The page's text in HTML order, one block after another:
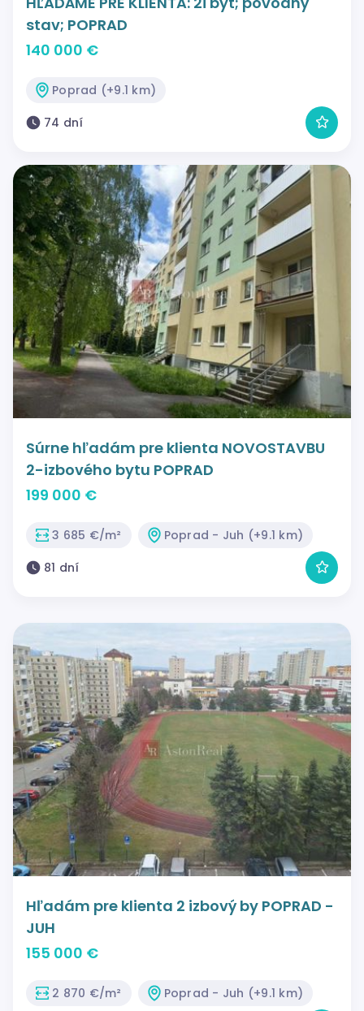
stav; POPRAD
140 000 €
Poprad (+9.1 km)
74 dní
Súrne hľadám pre klienta NOVOSTAVBU
2-izbového bytu POPRAD
199 000 €
3 685 €/m²
Poprad - Juh (+9.1 km)
81 dní
Hľadám pre klienta 2 izbový by POPRAD -
JUH
155 000 €
2 870 €/m²
Poprad - Juh (+9.1 km)